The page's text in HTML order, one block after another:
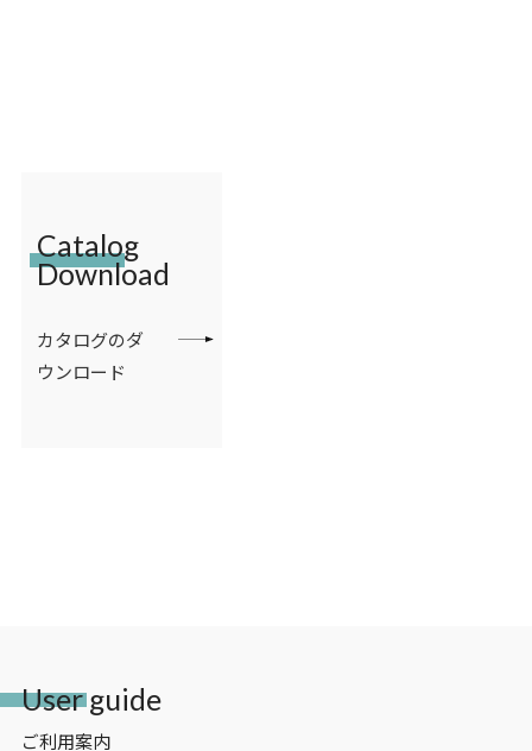
Catalog
Download
カタログのダ
ウンロード
User guide
ご利用案内